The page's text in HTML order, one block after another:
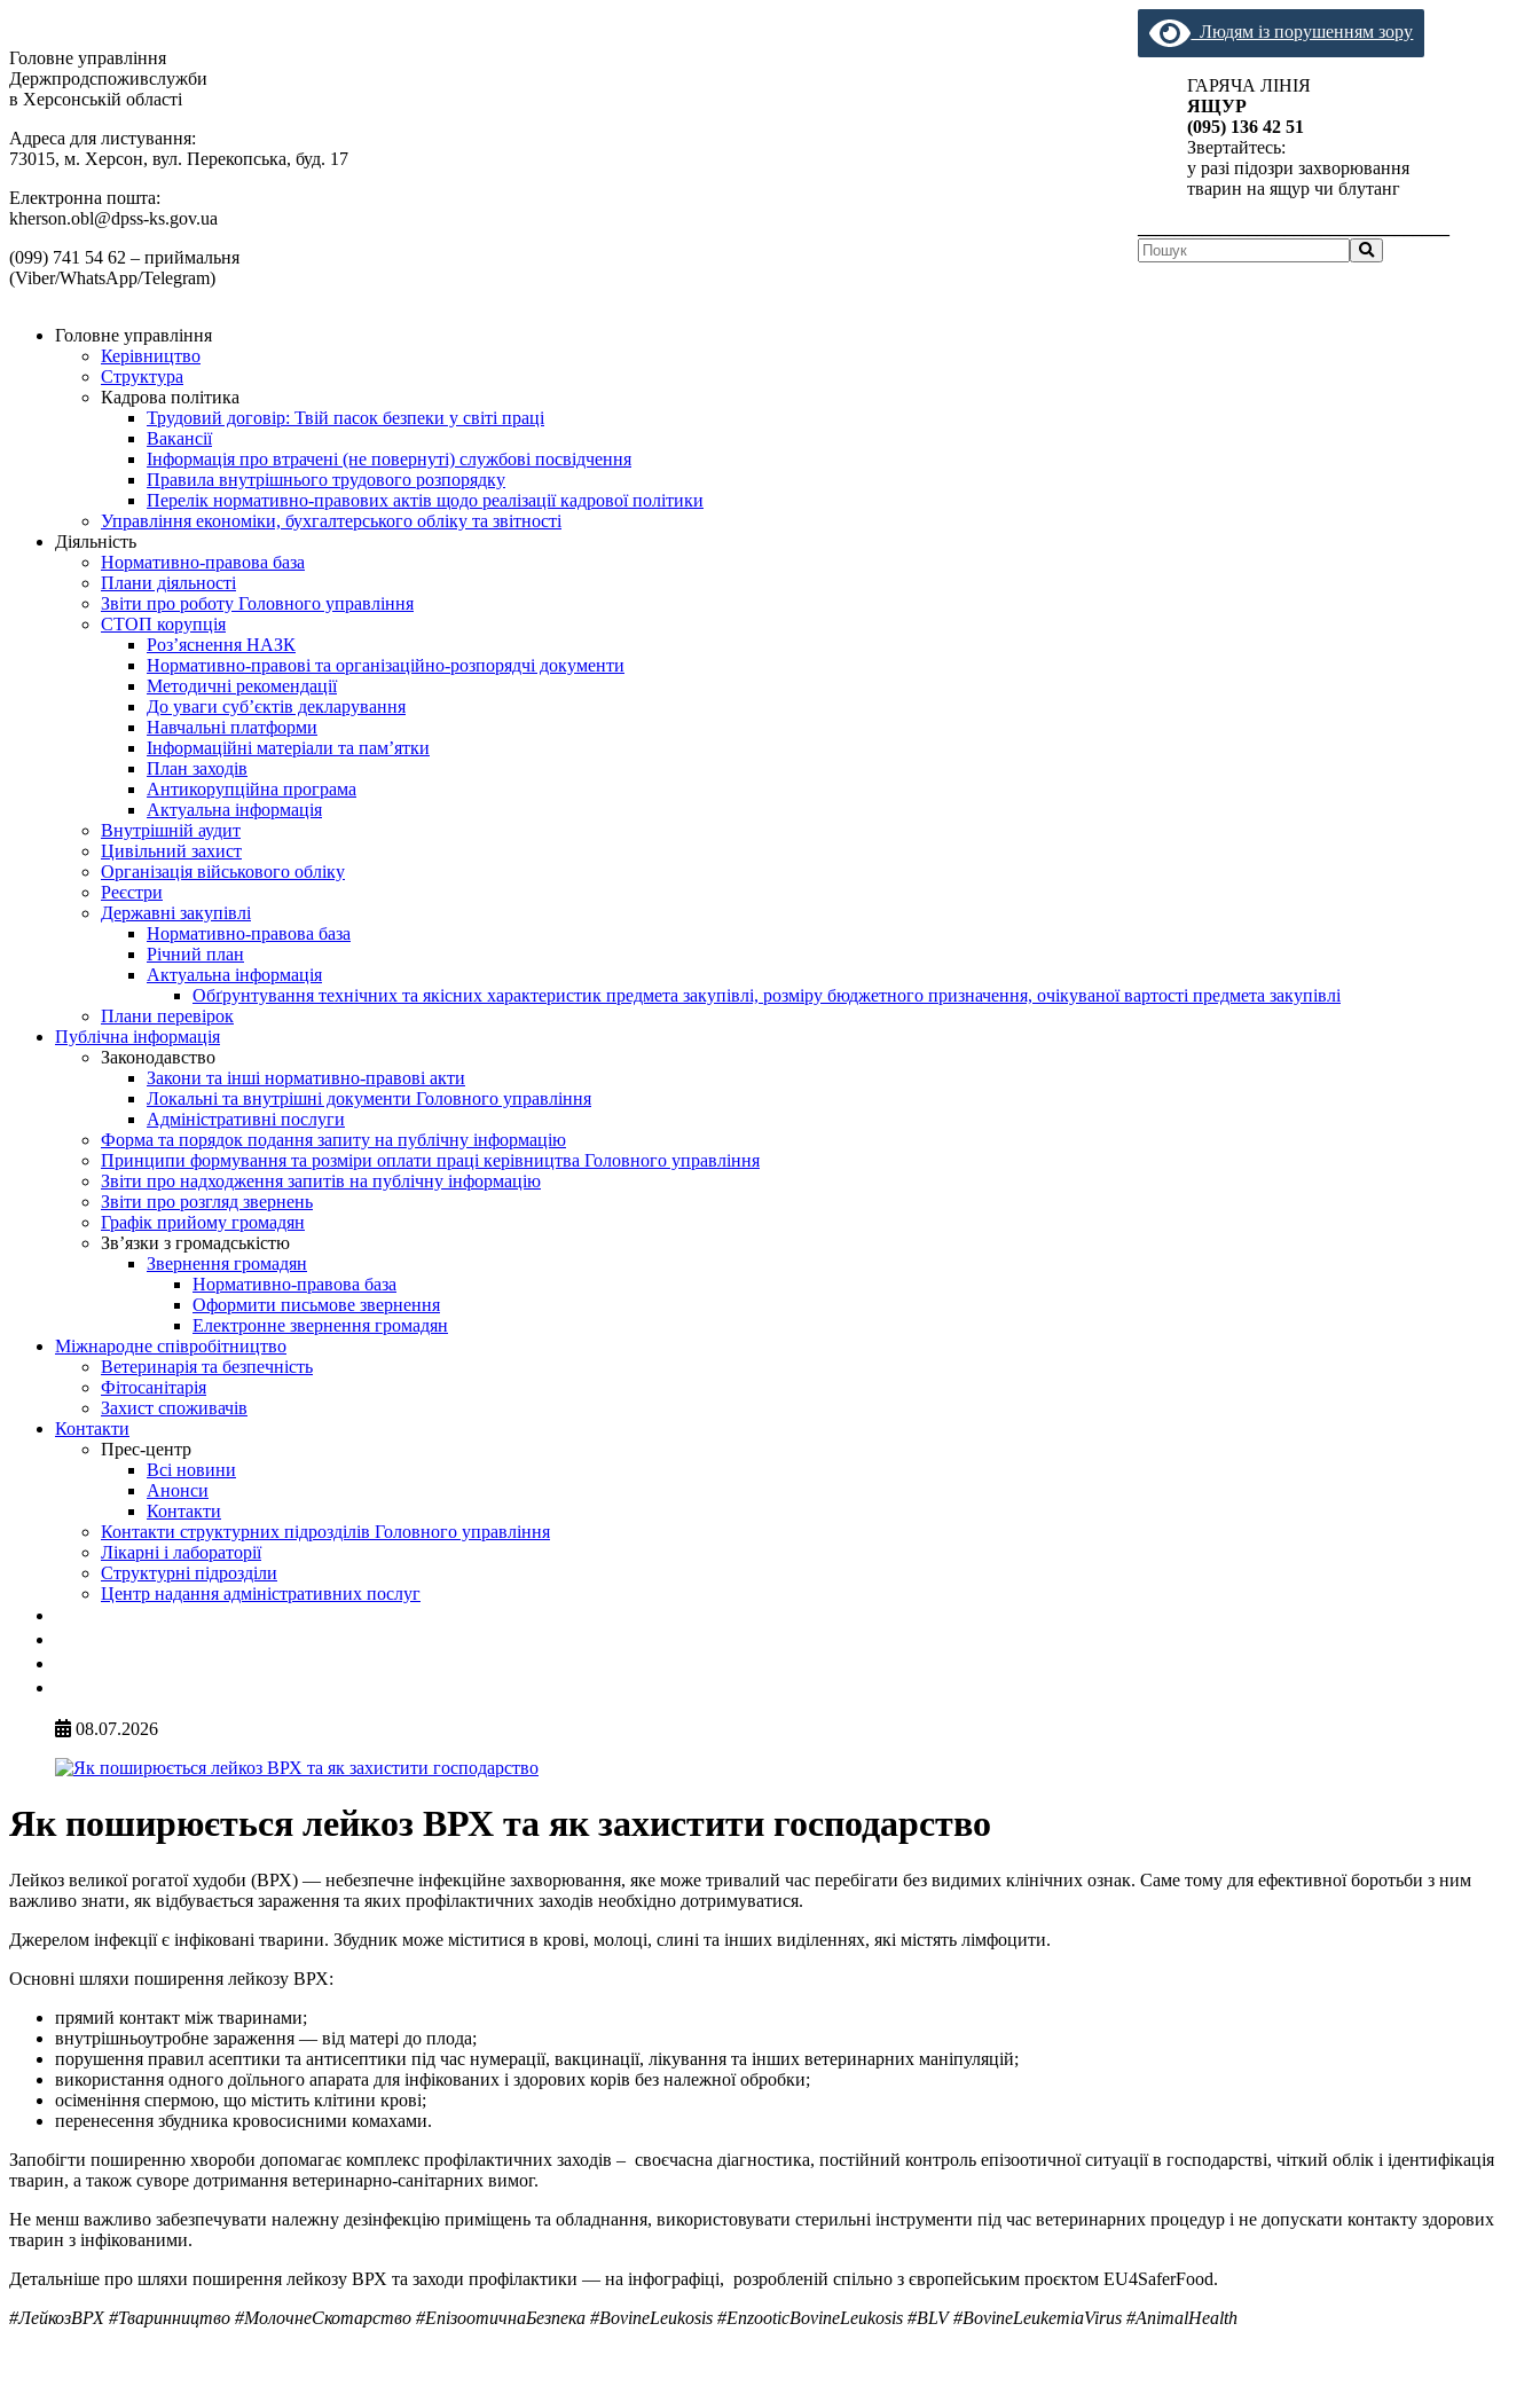
Людям із порушенням зору
Головне управління
Держпродспоживслужби
в Херсонській області
Адреса для листування:
73015, м. Херсон, вул. Перекопська, буд. 17
Електронна пошта:
kherson.obl@dpss-ks.gov.ua
(099) 741 54 62 – приймальня
(Viber/WhatsApp/Telegram)
ГАРЯЧА ЛІНІЯ
ЯЩУР
(095) 136 42 51
Звертайтесь:
у разі підозри захворювання
тварин на ящур чи блутанг
Головне управління
Керівництво
Структура
Кадрова політика
Трудовий договір: Твій пасок безпеки у світі праці
Вакансії
Інформація про втрачені (не повернуті) службові посвідчення
Правила внутрішнього трудового розпорядку
Перелік нормативно-правових актів щодо реалізації кадрової політики
Управління економіки, бухгалтерського обліку та звітності
Діяльність
Нормативно-правова база
Плани діяльності
Звіти про роботу Головного управління
СТОП корупція
Роз’яснення НАЗК
Нормативно-правові та організаційно-розпорядчі документи
Методичні рекомендації
До уваги суб’єктів декларування
Навчальні платформи
Інформаційні матеріали та пам’ятки
План заходів
Антикорупційна програма
Актуальна інформація
Внутрішній аудит
Цивільний захист
Організація військового обліку
Реєстри
Державні закупівлі
Нормативно-правова база
Річний план
Актуальна інформація
Обґрунтування технічних та якісних характеристик предмета закупівлі, розміру бюджетного призначення, очікуваної вартості предмета закупівлі
Плани перевірок
Публічна інформація
Законодавство
Закони та інші нормативно-правові акти
Локальні та внутрішні документи Головного управління
Адміністративні послуги
Форма та порядок подання запиту на публічну інформацію
Принципи формування та розміри оплати праці керівництва Головного управління
Звіти про надходження запитів на публічну інформацію
Звіти про розгляд звернень
Графік прийому громадян
Зв’язки з громадськістю
Звернення громадян
Нормативно-правова база
Оформити письмове звернення
Електронне звернення громадян
Міжнародне співробітництво
Ветеринарія та безпечність
Фітосанітарія
Захист споживачів
Контакти
Прес-центр
Всі новини
Анонси
Контакти
Контакти структурних підрозділів Головного управління
Лікарні і лабораторії
Структурні підрозділи
Центр надання адміністративних послуг
08.07.2026
Як поширюється лейкоз ВРХ та як захистити господарство
Лейкоз великої рогатої худоби (ВРХ) — небезпечне інфекційне захворювання, яке може тривалий час перебігати без видимих клінічних ознак. Саме тому для ефективної боротьби з ним
важливо знати, як відбувається зараження та яких профілактичних заходів необхідно дотримуватися.
Джерелом інфекції є інфіковані тварини. Збудник може міститися в крові, молоці, слині та інших виділеннях, які містять лімфоцити.
Основні шляхи поширення лейкозу ВРХ:
прямий контакт між тваринами;
внутрішньоутробне зараження — від матері до плода;
порушення правил асептики та антисептики під час нумерації, вакцинації, лікування та інших ветеринарних маніпуляцій;
використання одного доїльного апарата для інфікованих і здорових корів без належної обробки;
осіменіння спермою, що містить клітини крові;
перенесення збудника кровосисними комахами.
Запобігти поширенню хвороби допомагає комплекс профілактичних заходів – своєчасна діагностика, постійний контроль епізоотичної ситуації в господарстві, чіткий облік і ідентифікація
тварин, а також суворе дотримання ветеринарно-санітарних вимог.
Не менш важливо забезпечувати належну дезінфекцію приміщень та обладнання, використовувати стерильні інструменти під час ветеринарних процедур і не допускати контакту здорових
тварин з інфікованими.
Детальніше про шляхи поширення лейкозу ВРХ та заходи профілактики — на інфографіці, розробленій спільно з європейським проєктом EU4SaferFood.
#ЛейкозВРХ #Тваринництво #МолочнеСкотарство #ЕпізоотичнаБезпека #BovineLeukosis #EnzooticBovineLeukosis #BLV #BovineLeukemiaVirus #AnimalHealth